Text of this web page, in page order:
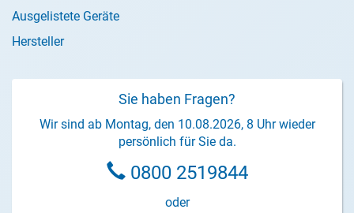
Ausgelistete Geräte
Hersteller
Sie haben Fragen?
Wir sind ab Montag, den 10.08.2026, 8 Uhr wieder
persönlich für Sie da.
0800 2519844
oder